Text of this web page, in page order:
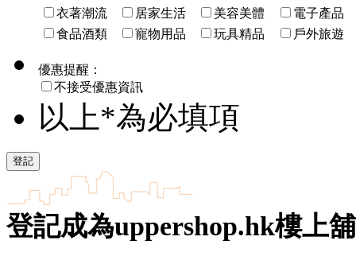
衣著潮流
居家生活 美容美體
電子產品
食品酒類
寵物用品 玩具精品 戶外旅遊
優惠提醒：
不接受優惠資訊
以上*為必填項
登記成為uppershop.hk樓上